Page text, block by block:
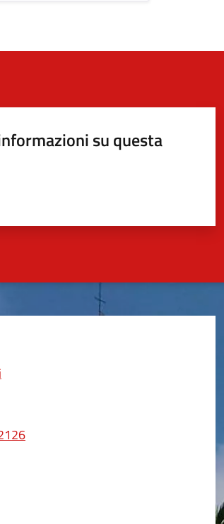
su questa